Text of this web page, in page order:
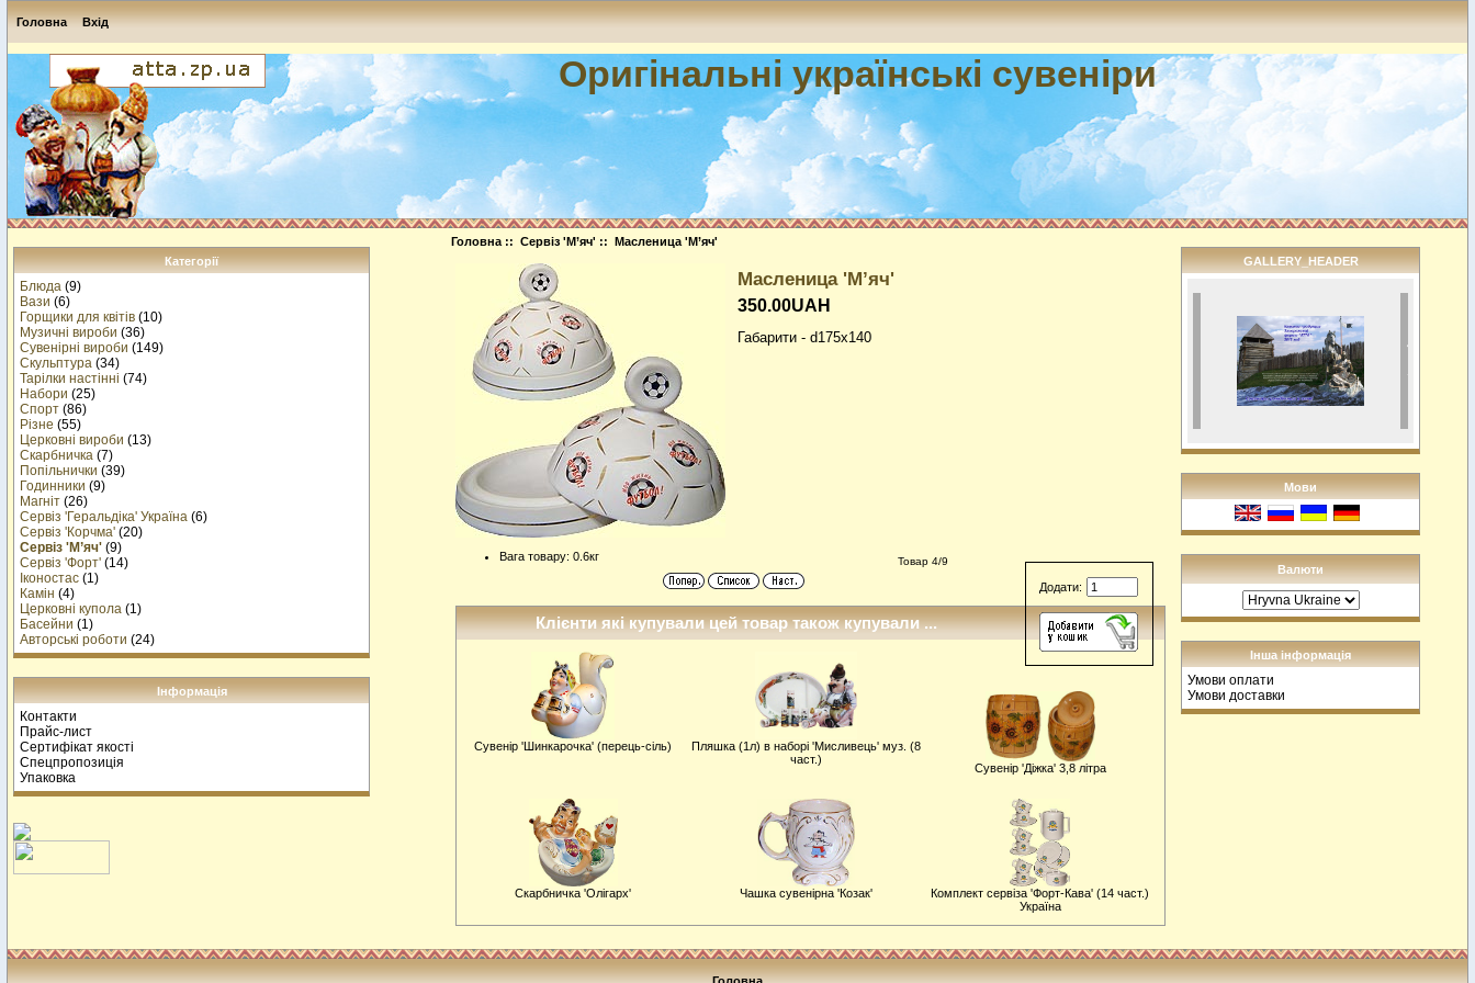
Головна Вхід
Оригінальні українські сувеніри
Категорії
Блюда (9)
Вази (6)
Горщики для квітів (10)
Музичнi вироби (36)
Сувенірні вироби (149)
Скульптура (34)
Тарілки настінні (74)
Набори (25)
Спорт (86)
Різне (55)
Церковні вироби (13)
Cкарбничка (7)
Попільнички (39)
Годинники (9)
Магніт (26)
Сервіз 'Геральдіка' Україна (6)
Сервіз 'Корчма' (20)
Сервіз 'М’яч' (9)
Сервіз 'Форт' (14)
Іконостас (1)
Камін (4)
Церковні купола (1)
Басейни (1)
Авторські роботи (24)
Інформація
Контакти
Прайс-лист
Сертифікат якості
Спецпропозиція
Упаковка
Головна ::Сервіз 'М’яч' :: Масленица 'М’яч'
Масленица 'М’яч'
350.00UAH
Габарити - d175x140
Додати:
Вага товару: 0.6кг Товар 4/9
Клієнти які купували цей товар також купували ...
Сувенiр 'Шинкарочка' (перець-сіль)
Пляшка (1л) в наборі 'Мисливець' муз. (8
част.)
Сувенiр 'Діжка' 3,8 літра
Скарбничка 'Олігарх' Чашка сувенiрна 'Козак'
Комплект сервіза 'Форт-Кава' (14 част.)
Україна
GALLERY_HEADER
Мови
Валюти
Інша інформація
Умови оплати
Умови доставки